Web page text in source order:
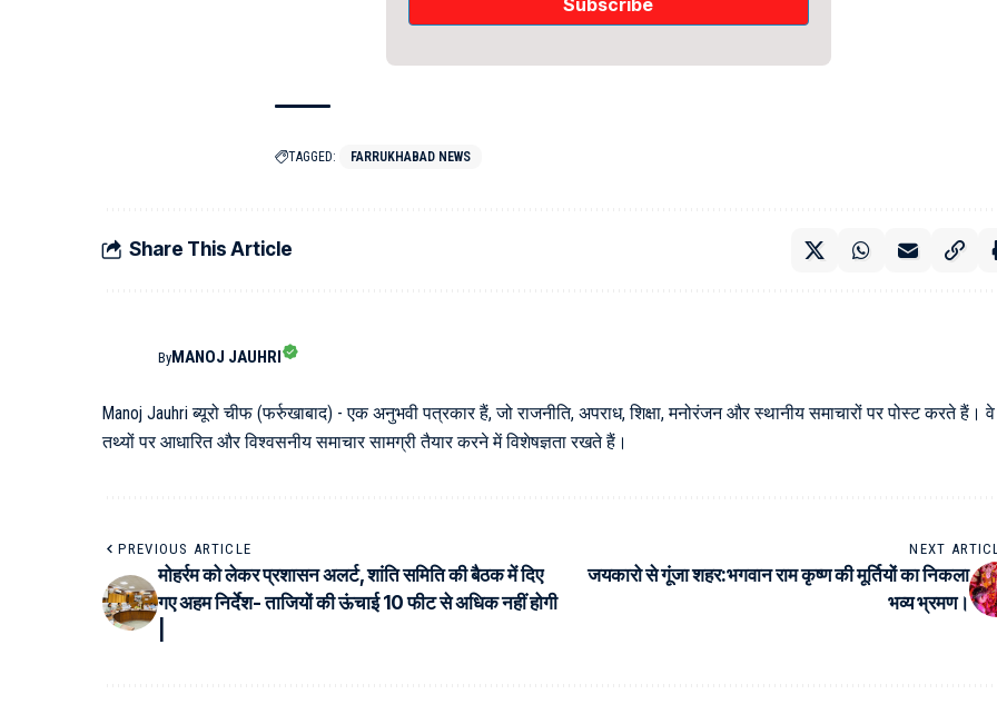
TAGGED: FARRUKHABAD NEWS
Share This Article
ByMANOJ JAUHRI
Manoj Jauhri ब्यूरो चीफ (फर्रुखाबाद) - एक अनुभवी पत्रकार हैं, जो राजनीति, अपराध, शिक्षा, मनोरंजन और स्थानीय समाचारों पर पोस्ट करते हैं। वे
तथ्यों पर आधारित और विश्वसनीय समाचार सामग्री तैयार करने में विशेषज्ञता रखते हैं।
PREVIOUS ARTICLE
मोहर्रम को लेकर प्रशासन अलर्ट, शांति समिति की बैठक में दिए
गए अहम निर्देश- ताजियों की ऊंचाई 10 फीट से अधिक नहीं होगी
NEXT
जयकारो से गूंजा शहर:भगवान राम कृष्ण की मूर्तियों का निकला
भव्य भ्रमण।